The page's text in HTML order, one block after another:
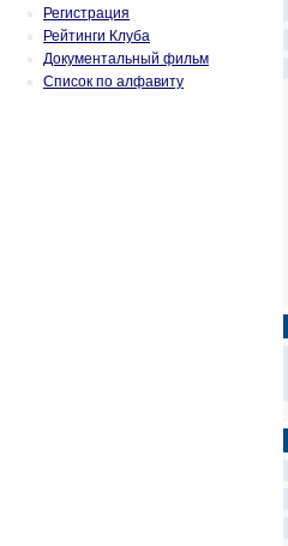
Регистрация
Рейтинги Клуба
Документальный фильм
Список по алфавиту